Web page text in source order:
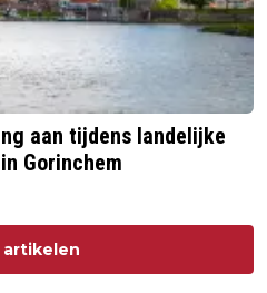
aan tijdens landelijke
Gorinchem
artikelen